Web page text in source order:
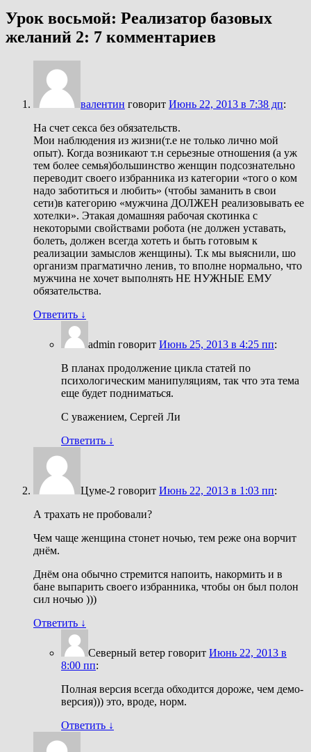
Урок восьмой: Реализатор базовых
желаний 2: 7 комментариев
валентин говорит Июнь 22, 2013 в 7:38 дп:
На счет секса без обязательств.
Мои наблюдения из жизни(т.е не только лично мой
опыт). Когда возникают т.н серьезные отношения (а уж
тем более семья)большинство женщин подсознательно
переводит своего избранника из категории «того о ком
надо заботиться и любить» (чтобы заманить в свои
сети)в категорию «мужчина ДОЛЖЕН реализовывать ее
хотелки». Этакая домашняя рабочая скотинка с
некоторыми свойствами робота (не должен уставать,
болеть, должен всегда хотеть и быть готовым к
реализации замыслов женщины). Т.к мы выяснили, шо
организм прагматично ленив, то вполне нормально, что
мужчина не хочет выполнять НЕ НУЖНЫЕ ЕМУ
обязательства.
Ответить ↓
admin говорит Июнь 25, 2013 в 4:25 пп:
В планах продолжение цикла статей по
психологическим манипуляциям, так что эта тема
еще будет подниматься.
С уважением, Сергей Ли
Ответить ↓
Цуме-2 говорит Июнь 22, 2013 в 1:03 пп:
А трахать не пробовали?
Чем чаще женщина стонет ночью, тем реже она ворчит
днём.
Днём она обычно стремится напоить, накормить и в
бане выпарить своего избранника, чтобы он был полон
сил ночью )))
Ответить ↓
Северный ветер говорит Июнь 22, 2013 в
8:00 пп:
Полная версия всегда обходится дороже, чем демо-
версия))) это, вроде, норм.
Ответить ↓